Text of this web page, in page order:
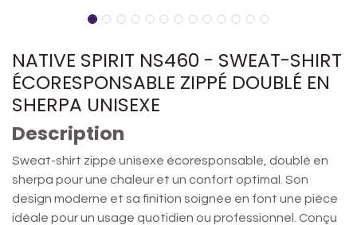
NATIVE SPIRIT NS460 - SWEAT-SHIRT
ÉCORESPONSABLE ZIPPÉ DOUBLÉ EN
SHERPA UNISEXE
Description
Sweat-shirt zippé unisexe écoresponsable, doublé en
sherpa pour une chaleur et un confort optimal. Son
design moderne et sa finition soignée en font une pièce
idéale pour un usage quotidien ou professionnel. Conçu